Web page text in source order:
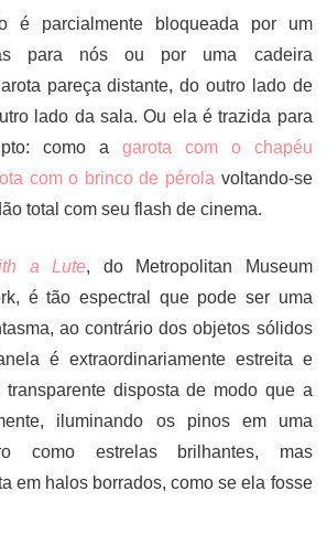
é parcialmente bloqueada por um
para nós ou por uma cadeira
pareça distante, do outro lado de
lado da sala. Ou ela é trazida para
como a garota com o chapéu
com o brinco de pérola voltando-se
total com seu flash de cinema.
a Lute, do Metropolitan Museum
é tão espectral que pode ser uma
ao contrário dos objetos sólidos
é extraordinariamente estreita e
transparente disposta de modo que a
iluminando os pinos em uma
como estrelas brilhantes, mas
em halos borrados, como se ela fosse